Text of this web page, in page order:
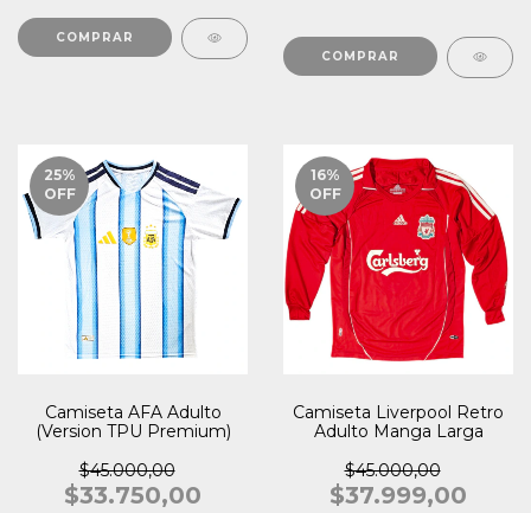
COMPRAR
COMPRAR
25%
OFF
Camiseta AFA Adulto
(Version TPU Premium)
$45.000,00
$33.750,00
16%
OFF
Camiseta Liverpool Retro
Adulto Manga Larga
$45.000,00
$37.999,00